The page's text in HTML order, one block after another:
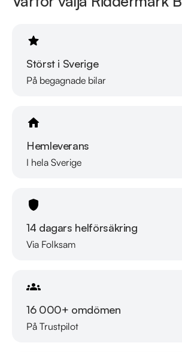
Störst i Sverige
På begagnade bilar
Hemleverans
I hela Sverige
14 dagars helförsäkring
Via Folksam
16 000+ omdömen
På Trustpilot